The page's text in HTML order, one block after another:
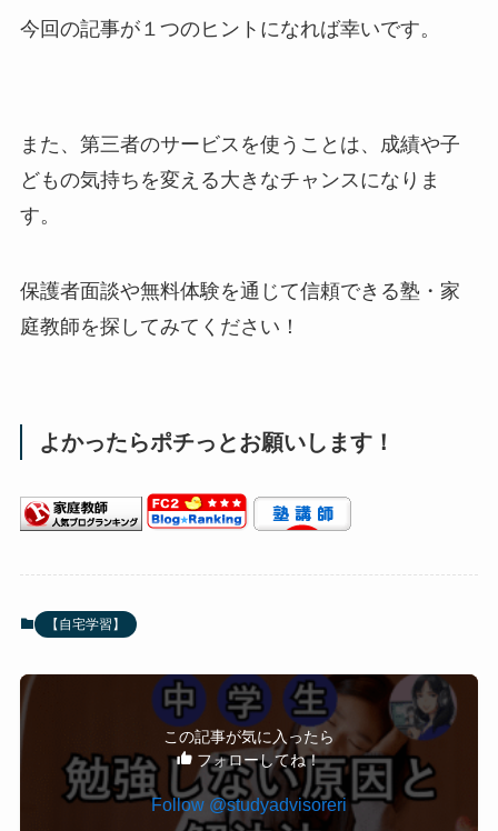
今回の記事が１つのヒントになれば幸いです。
また、第三者のサービスを使うことは、成績や子
どもの気持ちを変える大きなチャンスになりま
す。
保護者面談や無料体験を通じて信頼できる塾・家
庭教師を探してみてください！
よかったらポチっとお願いします！
【自宅学習】
この記事が気に入ったら
フォローしてね！
Follow @studyadvisoreri